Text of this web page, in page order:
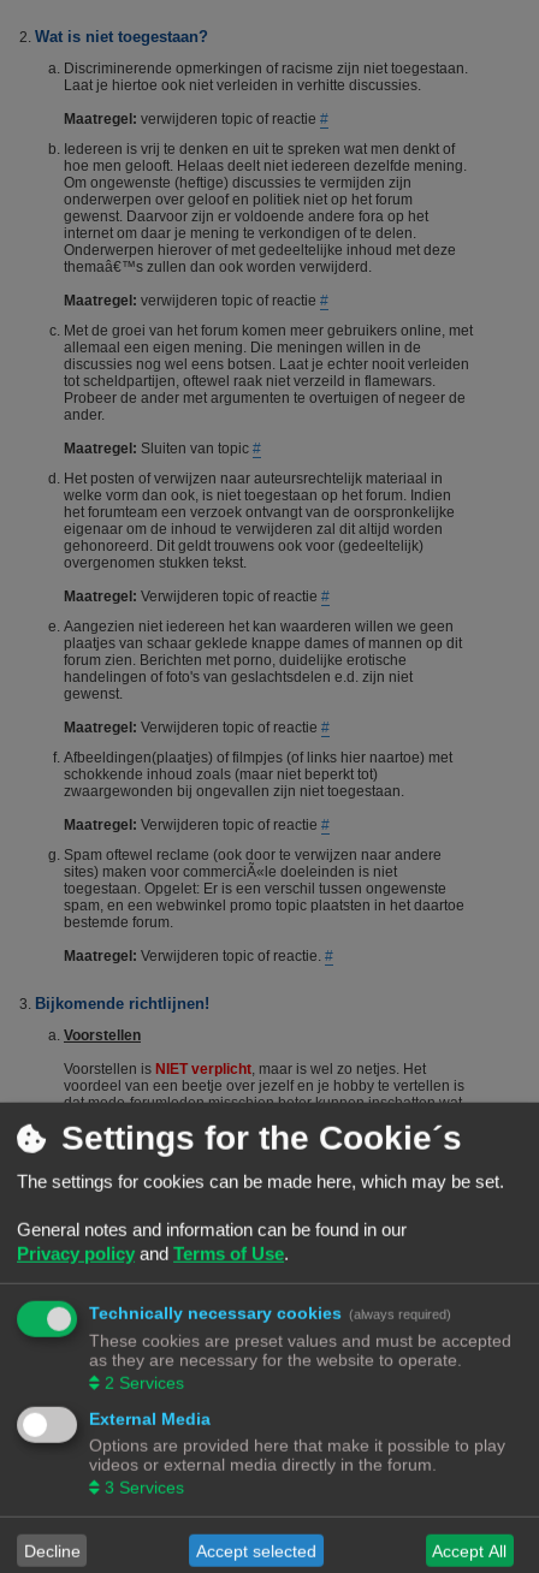
Wat is niet toegestaan?
Discriminerende opmerkingen of racisme zijn niet toegestaan.
Laat je hiertoe ook niet verleiden in verhitte discussies.
Maatregel: verwijderen topic of reactie #
Iedereen is vrij te denken en uit te spreken wat men denkt of
hoe men gelooft. Helaas deelt niet iedereen dezelfde mening.
Om ongewenste (heftige) discussies te vermijden zijn
onderwerpen over geloof en politiek niet op het forum
gewenst. Daarvoor zijn er voldoende andere fora op het
internet om daar je mening te verkondigen of te delen.
Onderwerpen hierover of met gedeeltelijke inhoud met deze
themaâ€™s zullen dan ook worden verwijderd.
Maatregel: verwijderen topic of reactie #
Met de groei van het forum komen meer gebruikers online, met
allemaal een eigen mening. Die meningen willen in de
discussies nog wel eens botsen. Laat je echter nooit verleiden
tot scheldpartijen, oftewel raak niet verzeild in flamewars.
Probeer de ander met argumenten te overtuigen of negeer de
ander.
Maatregel: Sluiten van topic #
Het posten of verwijzen naar auteursrechtelijk materiaal in
welke vorm dan ook, is niet toegestaan op het forum. Indien
het forumteam een verzoek ontvangt van de oorspronkelijke
eigenaar om de inhoud te verwijderen zal dit altijd worden
gehonoreerd. Dit geldt trouwens ook voor (gedeeltelijk)
overgenomen stukken tekst.
Maatregel: Verwijderen topic of reactie #
Aangezien niet iedereen het kan waarderen willen we geen
plaatjes van schaar geklede knappe dames of mannen op dit
forum zien. Berichten met porno, duidelijke erotische
handelingen of foto's van geslachtsdelen e.d. zijn niet
gewenst.
Maatregel: Verwijderen topic of reactie #
Afbeeldingen(plaatjes) of filmpjes (of links hier naartoe) met
schokkende inhoud zoals (maar niet beperkt tot)
zwaargewonden bij ongevallen zijn niet toegestaan.
Maatregel: Verwijderen topic of reactie #
Spam oftewel reclame (ook door te verwijzen naar andere
sites) maken voor commerciÃ«le doeleinden is niet
toegestaan. Opgelet: Er is een verschil tussen ongewenste
spam, en een webwinkel promo topic plaatsten in het daartoe
bestemde forum.
Maatregel: Verwijderen topic of reactie. #
Bijkomende richtlijnen!
Voorstellen
Voorstellen is NIET verplicht , maar is wel zo netjes. Het
voordeel van een beetje over jezelf en je hobby te vertellen is
dat mede-forumleden misschien beter kunnen inschatten wat
Het voorstellen wordt dus vanuit het Forumteam wel
gestimuleerd maar niet verplicht. Echter, het is niet toegestaan
zich voor te stellen. Berichten die suggereren dat iemand zich
overtreden van deze regel kan een (tijdelijke) ban het gevolg
zijn.#
De zoekfunctie
Voordat je een vraag stelt: Het wordt aangeraden om het forum
te raadplegen via de zoekfunctie. Veel vragen zijn al vaker
gesteld op dit forum. De kans is groot dat je via de zoekfunctie
een antwoord vindt. Het laat ook zien dat je zelf ook actie
onderneemt en niet alleen maar een vraag stelt en gaat zitten
afwachten wie je het correcte antwoord geeft.
Een vraag stellen
Vragen stellen is 1 van de meeste gebruikte acties op een
forum. Echter is het bij een hobby als 3Dprinten ook van
belang dat de vragensteller naast het duidelijk formuleren van
zijn/haar vraag, ook aangeeft wat hij/zij zelf al heeft gedaan,
heeft opgezocht of heeft geconstateerd. Het wordt erg
gewaardeerd als je zelf meedenkt.#
Foto's en plaatjes
Settings for the Cookie´s
The settings for cookies can be made here, which may be set.
General notes and information can be found in our
Privacy policy and Terms of Use.
Technically necessary cookies (always required)
These cookies are preset values and must be accepted
as they are necessary for the website to operate.
2 Services
External Media
Options are provided here that make it possible to play
videos or external media directly in the forum.
3 Services
Decline Accept selected Accept All